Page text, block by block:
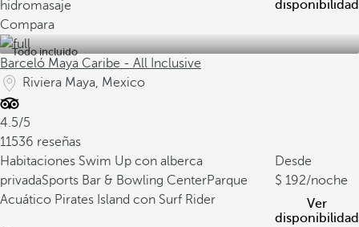
hidromasaje
disponibilidad
Compara
Todo incluido
Barceló Maya Caribe - All Inclusive
Riviera Maya, Mexico
4.5/5
11536 reseñas
Habitaciones Swim Up con alberca
privadaSports Bar & Bowling CenterParque
Acuático Pirates Island con Surf Rider
Desde
192/noche
Ver
disponibilidad